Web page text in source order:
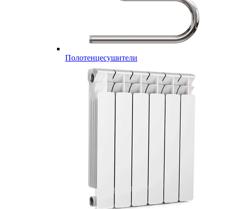
Полотенцесушители